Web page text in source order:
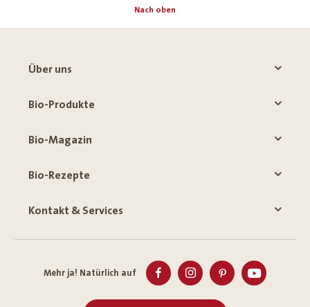
Nach oben
Über uns
Bio-Produkte
Bio-Magazin
Bio-Rezepte
Kontakt & Services
Mehr ja! Natürlich auf